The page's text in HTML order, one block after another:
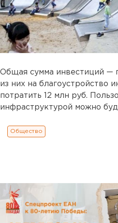
Общая сумма инвестиций —
из них на благоустройство
потратить 12 млн руб.
инфраструктурой можно
Общество